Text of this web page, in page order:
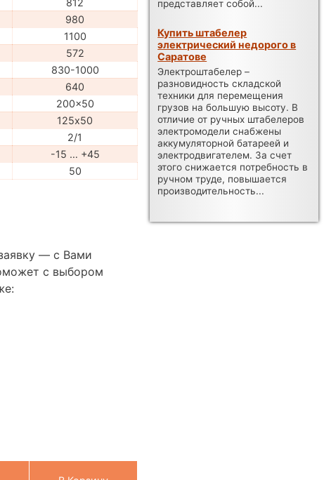
980
1100
572
830-1000
640
200x50
125х50
2/1
-15 … +45
50
— с Вами
с выбором
представляет собой...
Купить штабелер
электрический недорого в
Саратове
Электроштабелер –
разновидность складской
техники для перемещения
грузов на большую высоту. В
отличие от ручных штабелеров
электромодели снабжены
аккумуляторной батареей и
электродвигателем. За счет
этого снижается потребность в
ручном труде, повышается
производительность...